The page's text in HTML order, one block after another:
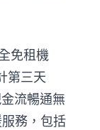
免租機
第三天
流暢通無
務，包括